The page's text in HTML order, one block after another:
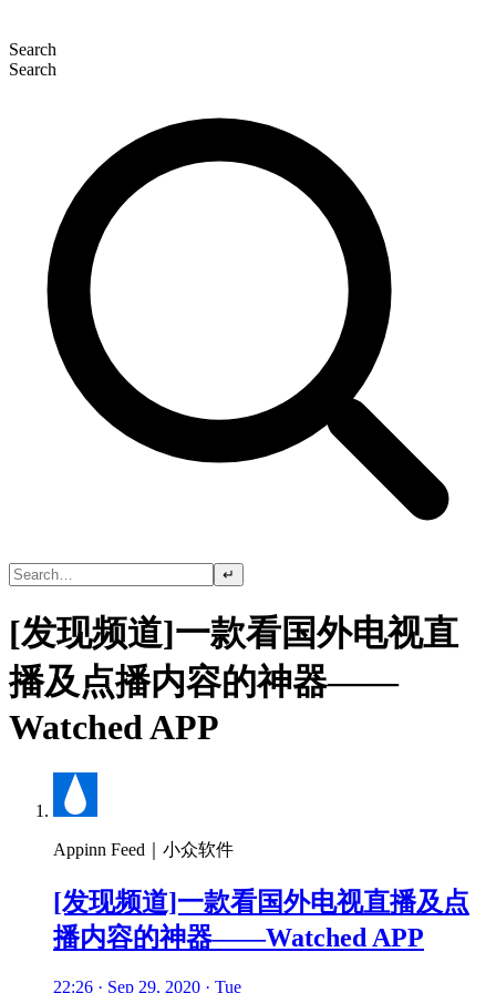
Search
Search
↵
[发现频道]一款看国外电视直
播及点播内容的神器——
Watched APP
Appinn Feed｜小众软件
[发现频道]一款看国外电视直播及点
播内容的神器——Watched APP
22:26 · Sep 29, 2020 · Tue